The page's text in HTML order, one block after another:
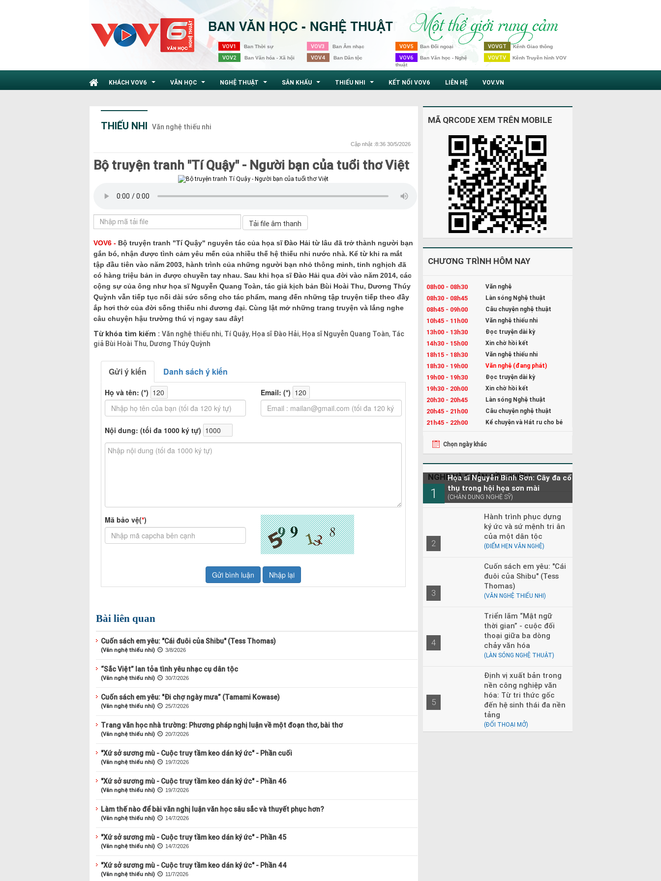
VOV1 Ban Thời sự
VOV2 Ban Văn hóa - Xã hội
VOV3 Ban Âm nhạc
VOV4 Ban Dân tộc
VOV5 Ban Đối ngoại
VOV6 Ban Văn học - Nghệ
thuật
VOVGT Kênh Giao thông
VOVTV Kênh Truyền hình VOV
KHÁCH VOV6 VĂN HỌC NGHỆ THUẬT SÂN KHẤU THIẾU NHI KẾT NỐI VOV6 LIÊN HỆ VOV.VN
THIẾU NHI Văn nghệ thiếu nhi
Cập nhật :8:36 30/5/2026
Bộ truyện tranh "Tí Quậy" - Người bạn của tuổi thơ Việt
VOV6 - Bộ truyện tranh "Tí Quậy" nguyên tác của họa sĩ Đào Hải từ lâu đã trở thành người bạn
gắn bó, nhận được tình cảm yêu mến của nhiều thế hệ thiếu nhi nước nhà. Kể từ khi ra mắt
tập đầu tiên vào năm 2003, hành trình của những người bạn nhỏ thông minh, tinh nghịch đã
có hàng triệu bản in được chuyền tay nhau. Sau khi họa sĩ Đào Hải qua đời vào năm 2014, các
cộng sự của ông như họa sĩ Nguyễn Quang Toàn, tác giả kịch bản Bùi Hoài Thu, Dương Thúy
Quỳnh vẫn tiếp tục nối dài sức sống cho tác phẩm, mang đến những tập truyện tiếp theo đầy
ắp hơi thở của đời sống thiếu nhi đương đại. Cùng lật mở những trang truyện và lắng nghe
câu chuyện hậu trường thú vị ngay sau đây!
Từ khóa tìm kiếm : Văn nghệ thiếu nhi, Tí Quậy, Họa sĩ Đào Hải, Họa sĩ Nguyễn Quang Toàn, Tác
giả Bùi Hoài Thu, Dương Thúy Quỳnh
Bài liên quan
Cuốn sách em yêu: "Cái đuôi của Shibu" (Tess Thomas)
(Văn nghệ thiếu nhi) 3/8/2026
“Sắc Việt” lan tỏa tình yêu nhạc cụ dân tộc
(Văn nghệ thiếu nhi) 30/7/2026
Cuốn sách em yêu: "Đi chợ ngày mưa” (Tamami Kowase)
(Văn nghệ thiếu nhi) 25/7/2026
Trang văn học nhà trường: Phương pháp nghị luận về một đoạn thơ, bài thơ
(Văn nghệ thiếu nhi) 20/7/2026
"Xứ sở sương mù - Cuộc truy tầm keo dán ký ức" - Phần cuối
(Văn nghệ thiếu nhi) 19/7/2026
"Xứ sở sương mù - Cuộc truy tầm keo dán ký ức" - Phần 46
(Văn nghệ thiếu nhi) 19/7/2026
Làm thế nào để bài văn nghị luận văn học sâu sắc và thuyết phục hơn?
(Văn nghệ thiếu nhi) 14/7/2026
"Xứ sở sương mù - Cuộc truy tầm keo dán ký ức" - Phần 45
(Văn nghệ thiếu nhi) 14/7/2026
"Xứ sở sương mù - Cuộc truy tầm keo dán ký ức" - Phần 44
(Văn nghệ thiếu nhi) 11/7/2026
MÃ QRCODE XEM TRÊN MOBILE
CHƯƠNG TRÌNH HÔM NAY
08h00 - 08h30 Văn nghệ
08h30 - 08h45 Làn sóng Nghệ thuật
08h45 - 09h00 Câu chuyện nghệ thuật
10h45 - 11h00 Văn nghệ thiếu nhi
13h00 - 13h30 Đọc truyện dài kỳ
14h30 - 15h00 Xin chờ hồi kết
18h15 - 18h30 Văn nghệ thiếu nhi
18h30 - 19h00 Văn nghệ (đang phát)
19h00 - 19h30 Đọc truyện dài kỳ
19h30 - 20h00 Xin chờ hồi kết
20h30 - 20h45 Làn sóng Nghệ thuật
20h45 - 21h00 Câu chuyện nghệ thuật
21h45 - 22h00 Kể chuyện và Hát ru cho bé
Chọn ngày khác
NGHE VÀ PHẢN HỒI NHIỀU
1
Họa sĩ Nguyễn Bỉnh Sơn: Cây đa cổ
thụ trong hội họa sơn mài
(CHÂN DUNG NGHỆ SỸ)
2
Hành trình phục dựng
ký ức và sứ mệnh tri ân
của một dân tộc
(ĐIỂM HẸN VĂN NGHỆ)
3
Cuốn sách em yêu: "Cái
đuôi của Shibu" (Tess
Thomas)
(VĂN NGHỆ THIẾU NHI)
4
Triển lãm “Mật ngữ
thời gian” - cuộc đối
thoại giữa ba dòng
chảy văn hóa
(LÀN SÓNG NGHỆ THUẬT)
5
Định vị xuất bản trong
nền công nghiệp văn
hóa: Từ tri thức gốc
đến hệ sinh thái đa nền
tảng
(ĐỐI THOẠI MỞ)